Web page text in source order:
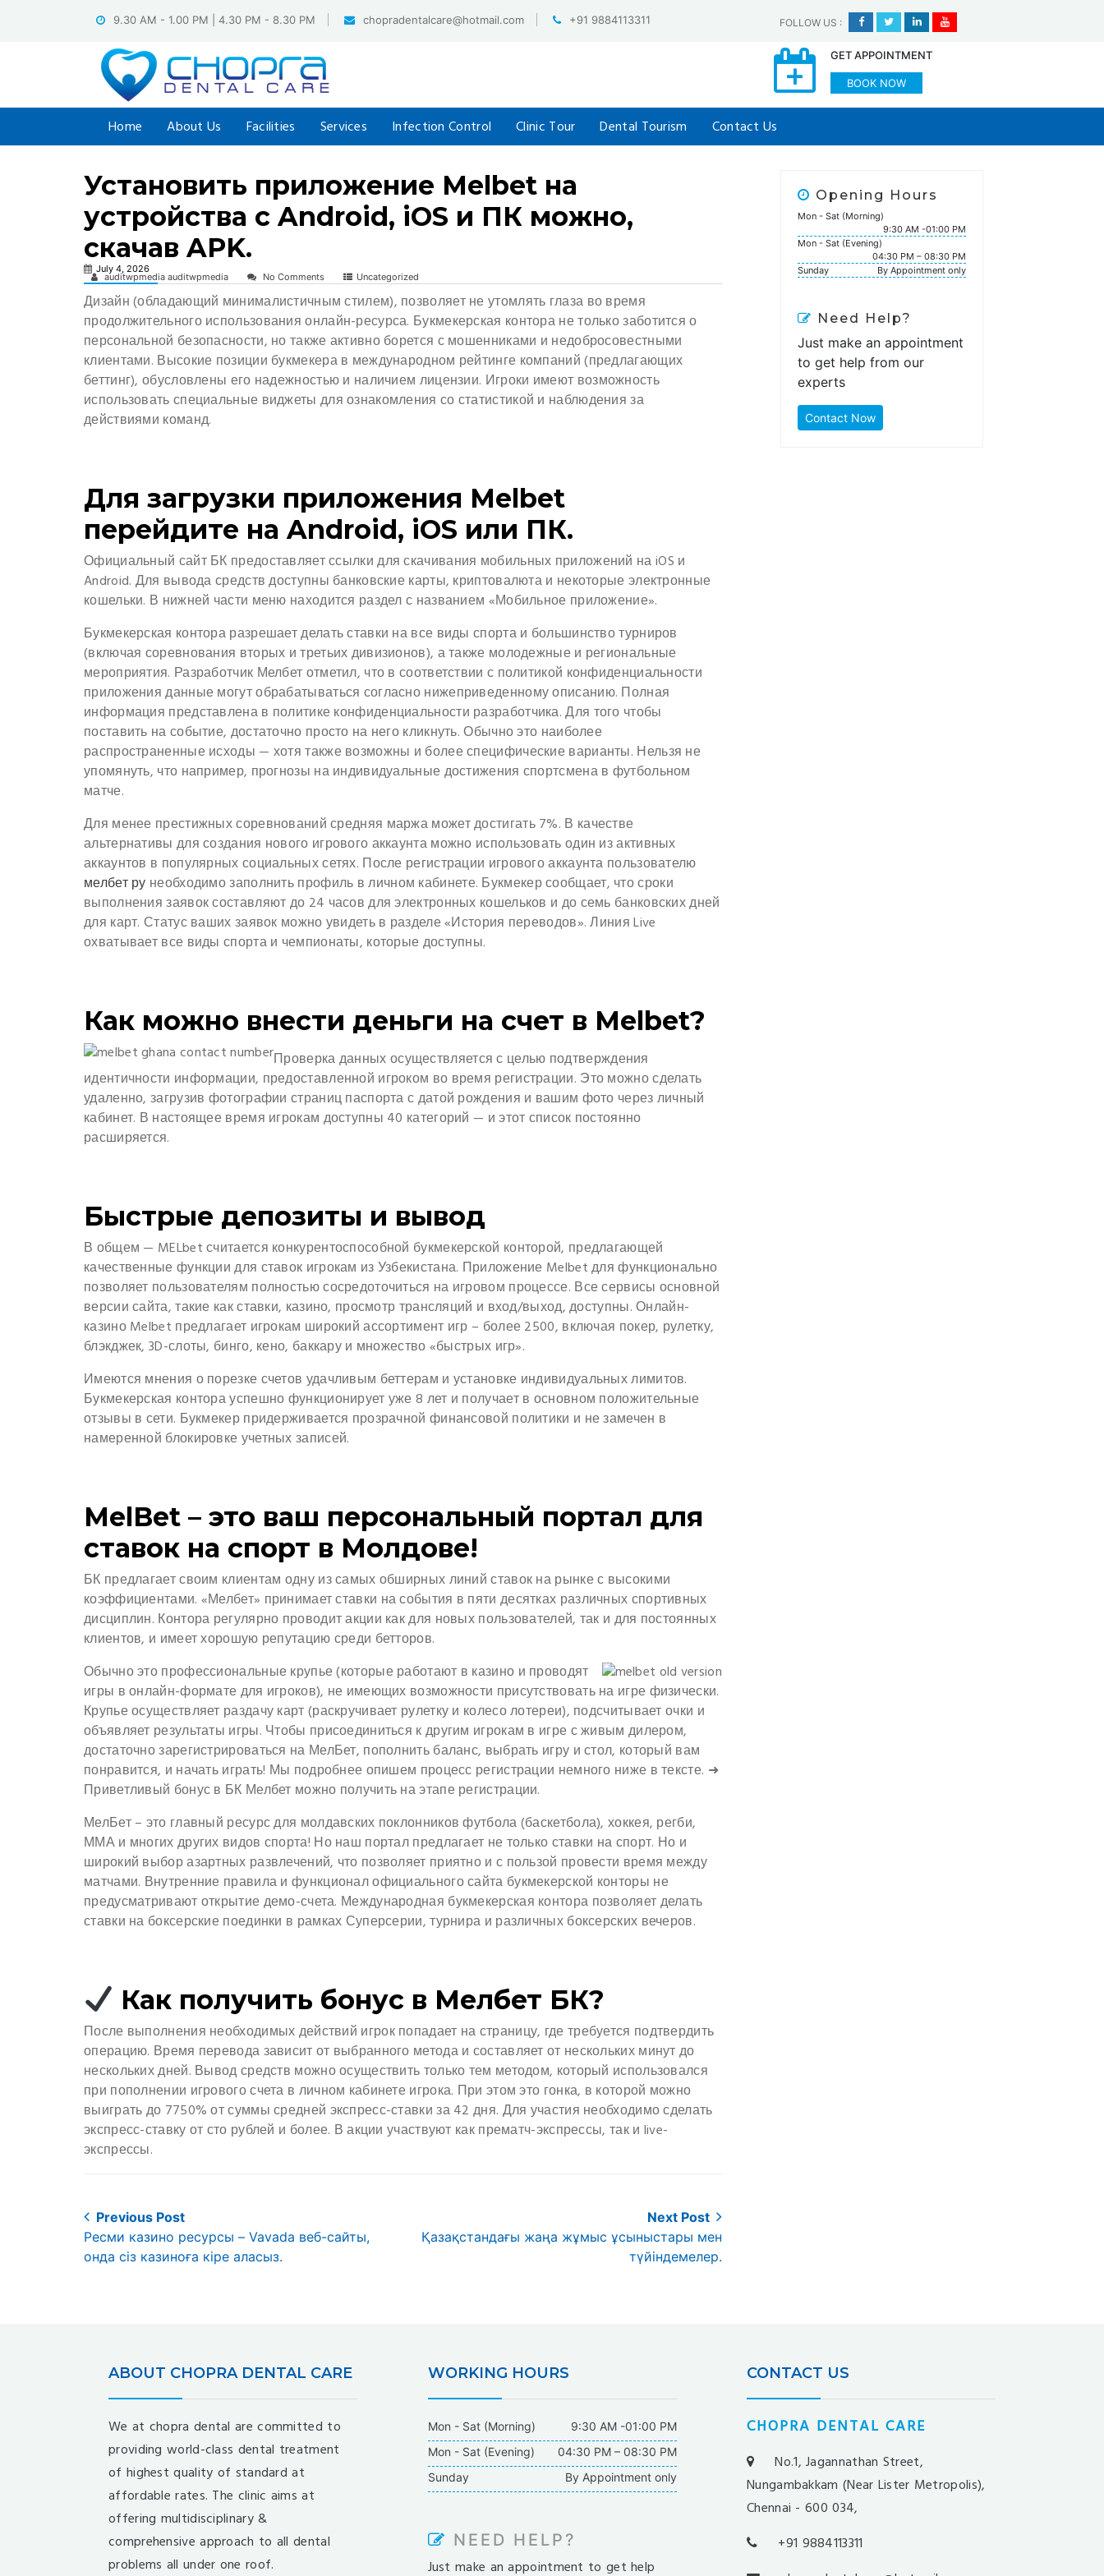
9.30 AM - 1.00 PM | 4.30 PM - 8.30 PM chopradentalcare@hotmail.com +91 9884113311 FOLLOW US :
GET APPOINTMENT
BOOK NOW
Home About Us Facilities Services Infection Control Clinic Tour Dental Tourism Contact Us
Установить приложение Melbet на
устройства с Android, iOS и ПК можно,
скачав APK.
July 4, 2026
auditwpmedia auditwpmedia No Comments Uncategorized
Дизайн (обладающий минималистичным стилем), позволяет не утомлять глаза во время
продолжительного использования онлайн-ресурса. Букмекерская контора не только заботится о
персональной безопасности, но также активно борется с мошенниками и недобросовестными
клиентами. Высокие позиции букмекера в международном рейтинге компаний (предлагающих
беттинг), обусловлены его надежностью и наличием лицензии. Игроки имеют возможность
использовать специальные виджеты для ознакомления со статистикой и наблюдения за
действиями команд.
Для загрузки приложения Melbet
перейдите на Android, iOS или ПК.
Официальный сайт БК предоставляет ссылки для скачивания мобильных приложений на iOS и
Android. Для вывода средств доступны банковские карты, криптовалюта и некоторые электронные
кошельки. В нижней части меню находится раздел с названием «Мобильное приложение».
Букмекерская контора разрешает делать ставки на все виды спорта и большинство турниров
(включая соревнования вторых и третьих дивизионов), а также молодежные и региональные
мероприятия. Разработчик Мелбет отметил, что в соответствии с политикой конфиденциальности
приложения данные могут обрабатываться согласно нижеприведенному описанию. Полная
информация представлена в политике конфиденциальности разработчика. Для того чтобы
поставить на событие, достаточно просто на него кликнуть. Обычно это наиболее
распространенные исходы — хотя также возможны и более специфические варианты. Нельзя не
упомянуть, что например, прогнозы на индивидуальные достижения спортсмена в футбольном
матче.
Для менее престижных соревнований средняя маржа может достигать 7%. В качестве
альтернативы для создания нового игрового аккаунта можно использовать один из активных
аккаунтов в популярных социальных сетях. После регистрации игрового аккаунта пользователю
мелбет ру необходимо заполнить профиль в личном кабинете. Букмекер сообщает, что сроки
выполнения заявок составляют до 24 часов для электронных кошельков и до семь банковских дней
для карт. Статус ваших заявок можно увидеть в разделе «История переводов». Линия Live
охватывает все виды спорта и чемпионаты, которые доступны.
Как можно внести деньги на счет в Melbet?
Проверка данных осуществляется с целью подтверждения
идентичности информации, предоставленной игроком во время регистрации. Это можно сделать
удаленно, загрузив фотографии страниц паспорта с датой рождения и вашим фото через личный
кабинет. В настоящее время игрокам доступны 40 категорий — и этот список постоянно
расширяется.
Быстрые депозиты и вывод
В общем — MELbet считается конкурентоспособной букмекерской конторой, предлагающей
качественные функции для ставок игрокам из Узбекистана. Приложение Melbet для функционально
позволяет пользователям полностью сосредоточиться на игровом процессе. Все сервисы основной
версии сайта, такие как ставки, казино, просмотр трансляций и вход/выход, доступны. Онлайн-
казино Melbet предлагает игрокам широкий ассортимент игр – более 2500, включая покер, рулетку,
блэкджек, 3D-слоты, бинго, кено, баккару и множество «быстрых игр».
Имеются мнения о порезке счетов удачливым беттерам и установке индивидуальных лимитов.
Букмекерская контора успешно функционирует уже 8 лет и получает в основном положительные
отзывы в сети. Букмекер придерживается прозрачной финансовой политики и не замечен в
намеренной блокировке учетных записей.
MelBet – это ваш персональный портал для
ставок на спорт в Молдове!
БК предлагает своим клиентам одну из самых обширных линий ставок на рынке с высокими
коэффициентами. «Мелбет» принимает ставки на события в пяти десятках различных спортивных
дисциплин. Контора регулярно проводит акции как для новых пользователей, так и для постоянных
клиентов, и имеет хорошую репутацию среди бетторов.
Обычно это профессиональные крупье (которые работают в казино и проводят
игры в онлайн-формате для игроков), не имеющих возможности присутствовать на игре физически.
Крупье осуществляет раздачу карт (раскручивает рулетку и колесо лотереи), подсчитывает очки и
объявляет результаты игры. Чтобы присоединиться к другим игрокам в игре с живым дилером,
достаточно зарегистрироваться на МелБет, пополнить баланс, выбрать игру и стол, который вам
понравится, и начать играть! Мы подробнее опишем процесс регистрации немного ниже в тексте. ➜
Приветливый бонус в БК Мелбет можно получить на этапе регистрации.
МелБет – это главный ресурс для молдавских поклонников футбола (баскетбола), хоккея, регби,
ММА и многих других видов спорта! Но наш портал предлагает не только ставки на спорт. Но и
широкий выбор азартных развлечений, что позволяет приятно и с пользой провести время между
матчами. Внутренние правила и функционал официального сайта букмекерской конторы не
предусматривают открытие демо-счета. Международная букмекерская контора позволяет делать
ставки на боксерские поединки в рамках Суперсерии, турнира и различных боксерских вечеров.
Как получить бонус в Мелбет БК?
После выполнения необходимых действий игрок попадает на страницу, где требуется подтвердить
операцию. Время перевода зависит от выбранного метода и составляет от нескольких минут до
нескольких дней. Вывод средств можно осуществить только тем методом, который использовался
при пополнении игрового счета в личном кабинете игрока. При этом это гонка, в которой можно
выиграть до 7750% от суммы средней экспресс-ставки за 42 дня. Для участия необходимо сделать
экспресс-ставку от сто рублей и более. В акции участвуют как прематч-экспрессы, так и live-
экспрессы.
Post
navigation
Previous Post
Previous
post:
Ресми казино ресурсы – Vavada веб-сайты,
онда сіз казиноға кіре аласыз.
Next Post
Next
Қазақстандағы жаңа жұмыс ұсыныстары мен
түйіндемелер.
Opening Hours
Mon - Sat (Morning)
9:30 AM -01:00 PM
Mon - Sat (Evening)
04:30 PM – 08:30 PM
Sunday
By Appointment only
Need Help?
Just make an appointment
to get help from our
experts
Contact Now
ABOUT CHOPRA DENTAL CARE
We at chopra dental are committed to
providing world-class dental treatment
of highest quality of standard at
affordable rates. The clinic aims at
offering multidisciplinary &
comprehensive approach to all dental
problems all under one roof.
WORKING HOURS
Mon - Sat (Morning)
9:30 AM -01:00 PM
Mon - Sat (Evening)
04:30 PM – 08:30 PM
Sunday
By Appointment only
NEED HELP?
Just make an appointment to get help
CONTACT US
CHOPRA DENTAL CARE
No.1, Jagannathan Street,
Nungambakkam (Near Lister Metropolis),
Chennai - 600 034,
+91 9884113311